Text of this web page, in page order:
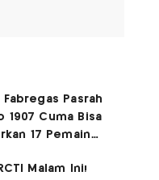
Fabregas Pasrah
1907 Cuma Bisa
17 Pemain
2027Malam Ini!